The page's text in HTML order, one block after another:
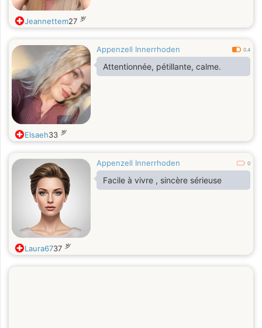
Jeannettem27 岁
Appenzell Innerrhoden 0.4
Attentionnée, pétillante, calme.
Elsaeh33 岁
Appenzell Innerrhoden 0
Facile à vivre , sincère sérieuse
Laura6737 岁